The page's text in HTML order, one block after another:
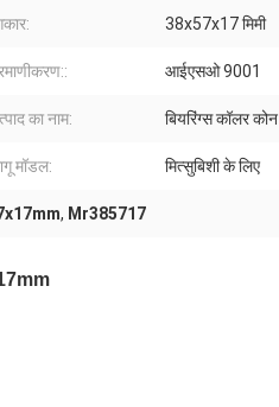
38x57x17 मिमी
आईएसओ 9001
का नाम: बियरिंग्स कॉलर कोन
मॉडल: मित्सुबिशी के लिए
, Mr385717